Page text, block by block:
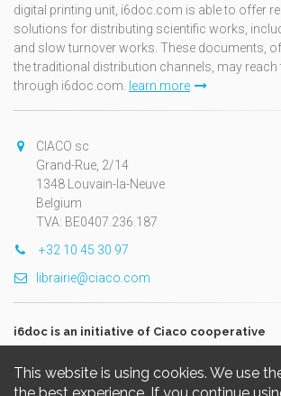
This website is using cookies. We use
digital printing unit, i6doc.com is able to offer
solutions for distributing scientific works,
and slow turnover works. These documents,
the traditional distribution channels, may reach
through i6doc.com. learn more
CIACO sc
Grand-Rue, 2/14
1348 Louvain-la-Neuve
Belgium
TVA: BE0407.236.187
+32 10 45 30 97
librairie@ciaco.com
i6doc is an initiative of Ciaco cooperative